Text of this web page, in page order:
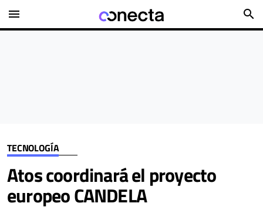
menu search
TECNOLOGÍA
Atos coordinará el proyecto
europeo CANDELA